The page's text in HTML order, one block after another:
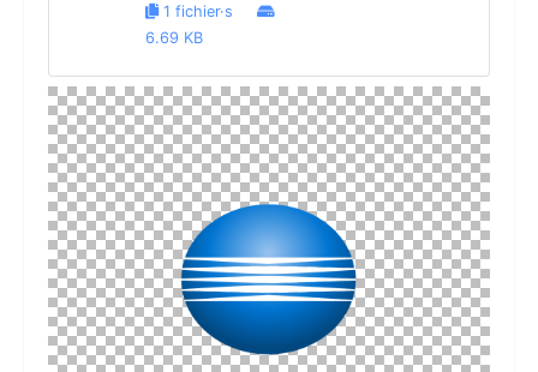
1 fichier·s
6.69 KB